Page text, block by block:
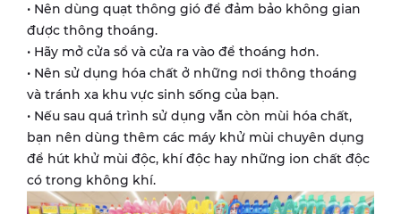
• Nên dùng quạt thông gió để đảm bảo không gian
được thông thoáng.
• Hãy mở cửa sổ và cửa ra vào để thoáng hơn.
• Nên sử dụng hóa chất ở những nơi thông thoáng
và tránh xa khu vực sinh sống của bạn.
• Nếu sau quá trình sử dụng vẫn còn mùi hóa chất,
bạn nên dùng thêm các máy khử mùi chuyên dụng
để hút khử mùi độc, khí độc hay những ion chất độc
có trong không khí.